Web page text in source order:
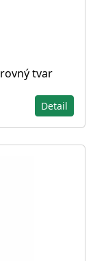
tvar
Detail